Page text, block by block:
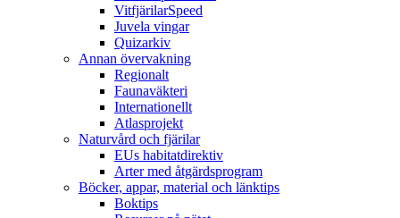
VitfjärilarSpeed
Juvela vingar
Quizarkiv
Annan övervakning
Regionalt
Faunaväkteri
Internationellt
Atlasprojekt
Naturvård och fjärilar
EUs habitatdirektiv
Arter med åtgärdsprogram
Böcker, appar, material och länktips
Boktips